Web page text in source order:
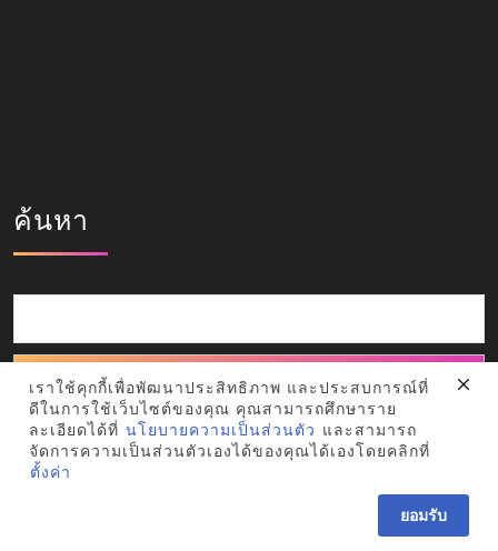
ค้นหา
ค้นหา
Landing Page WordPress Theme
เราใช้คุกกี้เพื่อพัฒนาประสิทธิภาพ และประสบการณ์ที่
ดีในการใช้เว็บไซต์ของคุณ คุณสามารถศึกษาราย
ละเอียดได้ที่ นโยบายความเป็นส่วนตัว และสามารถ
จัดการความเป็นส่วนตัวเองได้ของคุณได้เองโดยคลิกที่
ตั้งค่า
ยอมรับ